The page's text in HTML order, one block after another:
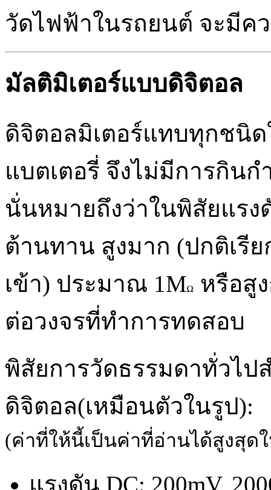
วัดไฟฟ้าในรถยนต์ จะมีค
มัลติมิเตอร์แบบดิจิตอล
ดิจิตอลมิเตอร์แทบทุกชนิด
แบตเตอรี่ จึงไม่มีการกิน
นั่นหมายถึงว่าในพิสัยแร
ต้านทาน สูงมาก (ปกติเรี
เข้า) ประมาณ 1M หรือสู
ต่อวงจรที่ทำการทดสอบ
พิสัยการวัดธรรมดาทั่วไป
ดิจิตอล(เหมือนตัวในรูป):
(ค่าที่ให้นี้เป็นค่าที่อ่านได้สูงสุด
แรงดัน DC: 200mV,